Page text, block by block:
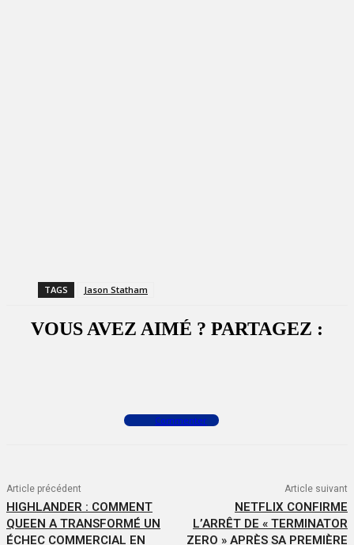
TAGS Jason Statham
VOUS AVEZ AIMÉ ? PARTAGEZ :
Commenter
Article précédent
HIGHLANDER : COMMENT
QUEEN A TRANSFORMÉ UN
ÉCHEC COMMERCIAL EN
Article suivant
NETFLIX CONFIRME
L’ARRÊT DE « TERMINATOR
ZERO » APRÈS SA PREMIÈRE